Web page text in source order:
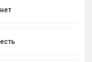
нет
есть